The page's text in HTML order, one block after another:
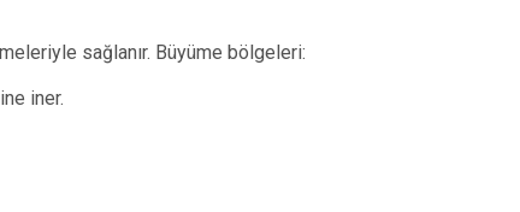
sağlanır. Büyüme bölgeleri:
iner.